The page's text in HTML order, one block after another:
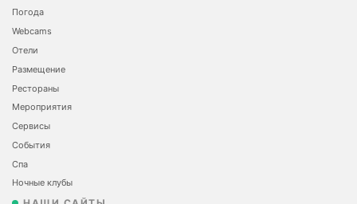
Погода
Webcams
Отели
Размещение
Рестораны
Мероприятия
Сервисы
События
Спа
Ночные клубы